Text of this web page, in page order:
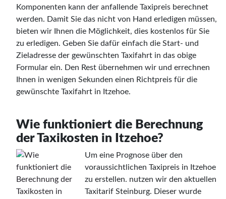
Komponenten kann der anfallende Taxipreis berechnet
werden. Damit Sie das nicht von Hand erledigen müssen,
bieten wir Ihnen die Möglichkeit, dies kostenlos für Sie
zu erledigen. Geben Sie dafür einfach die Start- und
Zieladresse der gewünschten Taxifahrt in das obige
Formular ein. Den Rest übernehmen wir und errechnen
Ihnen in wenigen Sekunden einen Richtpreis für die
gewünschte Taxifahrt in Itzehoe.
Wie funktioniert die Berechnung
der Taxikosten in Itzehoe?
Um eine Prognose über den
voraussichtlichen Taxipreis in Itzehoe
zu erstellen. nutzen wir den aktuellen
Taxitarif Steinburg. Dieser wurde